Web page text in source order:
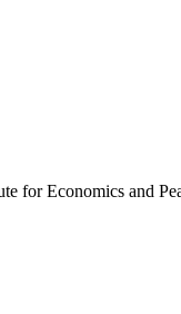
for Economics and